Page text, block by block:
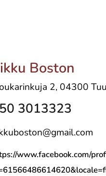
Boston
2, 04300
3013323
www.facebook.com/